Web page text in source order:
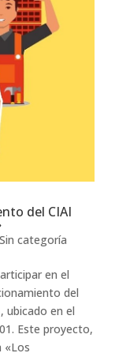
del CIAI
Sin categoría
en el
del
ubicado en el
Este proyecto,
«Los